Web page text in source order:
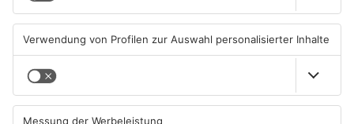
Aschaffenburg-Schweinheim
aus
04.08.2026, 13:21 UHR IN
ASCHAFFENBURG
04.08.2026, 06:36 UHR IN